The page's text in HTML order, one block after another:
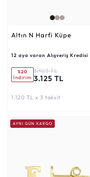
Altın N Harfi Küpe
12 aya varan Alışveriş Kredisi
%20
İndirim
3.923 TL
3.125 TL
1.120 TL x 3 taksit
AYNI GÜN KARGO